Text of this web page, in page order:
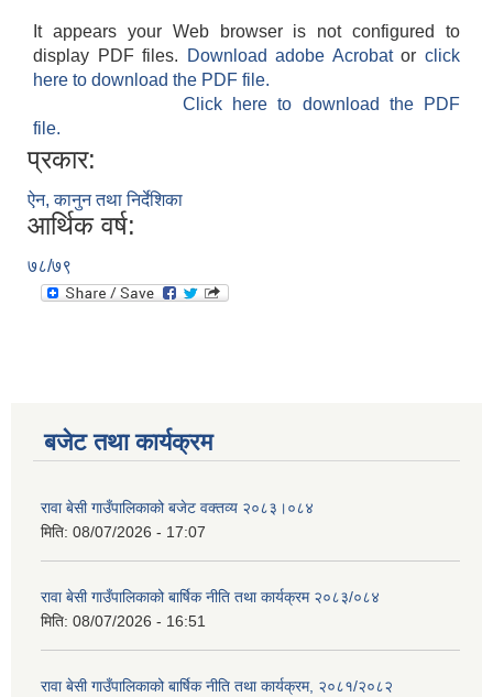
It appears your Web browser is not configured to
display PDF files.
Download adobe Acrobatorclick
here to download the PDF file.
Click here to download the PDF
file.
प्रकार:
ऐन, कानुन तथा निर्देशिका
आर्थिक वर्ष:
७८/७९
बजेट तथा कार्यक्रम
रावा बेसी गाउँपालिकाको बजेट वक्तव्य २०८३।०८४
मिति: 08/07/2026 - 17:07
रावा बेसी गाउँपालिकाको बार्षिक नीति तथा कार्यक्रम २०८३/०८४
मिति: 08/07/2026 - 16:51
रावा बेसी गाउँपालिकाको बार्षिक नीति तथा कार्यक्रम, २०८१/२०८२